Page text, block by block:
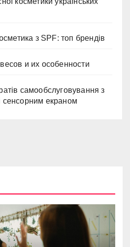
з SPF: топ брендів
и их особенности
самообслуговування з
сенсорним екраном